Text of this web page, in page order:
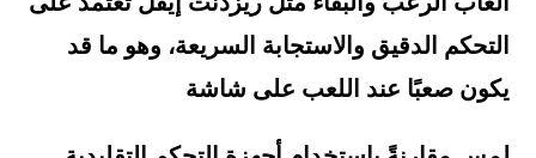
التحكم الدقيق والاستجابة السريعة، وهو ما قد
يكون صعبًا عند اللعب على شاشة